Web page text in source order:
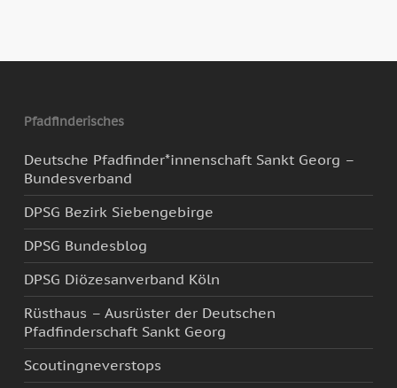
Pfadfinderisches
Deutsche Pfadfinder*innenschaft Sankt Georg –
Bundesverband
DPSG Bezirk Siebengebirge
DPSG Bundesblog
DPSG Diözesanverband Köln
Rüsthaus – Ausrüster der Deutschen
Pfadfinderschaft Sankt Georg
Scoutingneverstops